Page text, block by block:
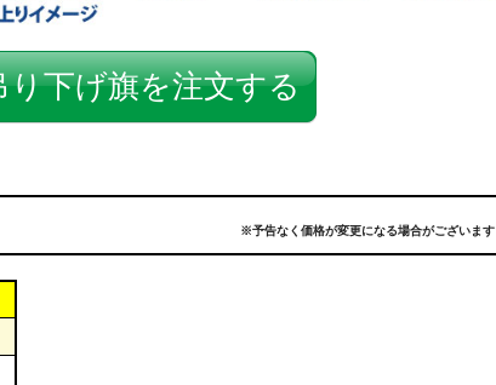
下げ旗を注文する
※予告なく価格が変更になる場合がございます